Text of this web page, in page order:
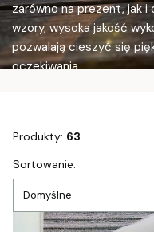
zarówno na prezent, jak i
wzory, wysoka jakość
pozwalają cieszyć się
oczekiwania.
Produkty: 63
Lista
Sortowanie:
Domyślne